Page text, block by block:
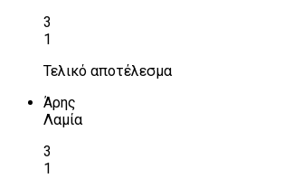
3
1
Τελικό αποτέλεσμα
Άρης
Λαμία
3
1